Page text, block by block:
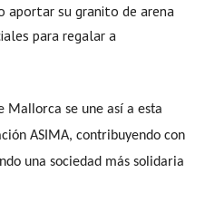
aportar su granito de arena
para regalar a
Mallorca se une así a esta
ASIMA, contribuyendo con
una sociedad más solidaria